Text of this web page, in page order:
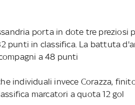
porta in dote tre preziosi
punti in classifica. La battuta
a 48 punti
individuali invece Corazza,
marcatori a quota 12 gol